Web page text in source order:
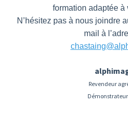
formation adaptée à
N’hésitez pas à nous joindre
mail à
Revendeur